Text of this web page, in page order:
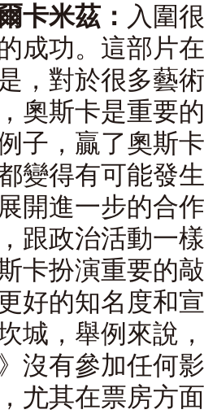
卡米茲： 入圍
成功。這部片
，對於很多藝
奧斯卡是重要
子，贏了奧斯
變得有可能發
開進一步的合
跟政治活動一
卡扮演重要的
好的知名度和
城，舉例來說
沒有參加任何
尤其在票房方